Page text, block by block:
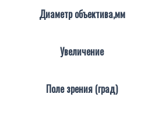
Диаметр объектива,мм
Увеличение
Поле зрения (град)